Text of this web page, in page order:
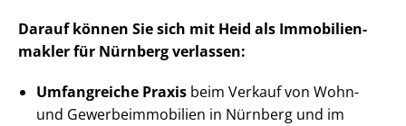
Darauf können Sie sich mit Heid als Im­mo­bi­li­en­
mak­ler für Nürnberg verlassen:
Umfangreiche Praxis beim Verkauf von Wohn-
und Ge­wer­be­im­mo­bi­li­en in Nürnberg und im